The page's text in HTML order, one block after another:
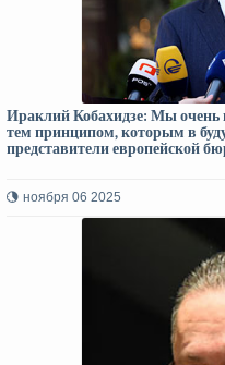
Ираклий Кобахидзе: Мы очень
тем принципом, которым в
представители европейской
ноября 06 2025